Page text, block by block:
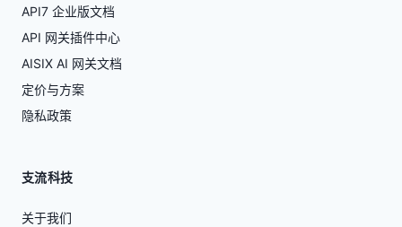
API7 企业版文档
API 网关插件中心
AISIX AI 网关文档
定价与方案
隐私政策
支流科技
关于我们